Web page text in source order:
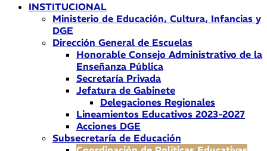
INSTITUCIONAL
Ministerio de Educación, Cultura, Infancias y
DGE
Dirección General de Escuelas
Honorable Consejo Administrativo de la
Enseñanza Pública
Secretaría Privada
Jefatura de Gabinete
Delegaciones Regionales
Lineamientos Educativos 2023-2027
Acciones DGE
Subsecretaría de Educación